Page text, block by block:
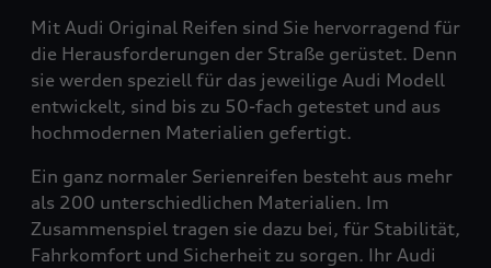
Mit Audi Original Reifen sind Sie hervorragend für
die Herausforderungen der Straße gerüstet. Denn
sie werden speziell für das jeweilige Audi Modell
entwickelt, sind bis zu 50-fach getestet und aus
hochmodernen Materialien gefertigt.
Ein ganz normaler Serienreifen besteht aus mehr
als 200 unterschiedlichen Materialien. Im
Zusammenspiel tragen sie dazu bei, für Stabilität,
Fahrkomfort und Sicherheit zu sorgen. Ihr Audi